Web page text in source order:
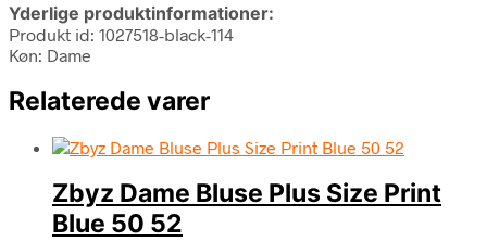
Yderlige produktinformationer:
Produkt id: 1027518-black-114
Køn: Dame
Relaterede varer
Zbyz Dame Bluse Plus Size Print
Blue 50 52